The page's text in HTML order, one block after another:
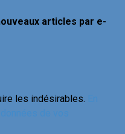
articles par e-
les indésirables.